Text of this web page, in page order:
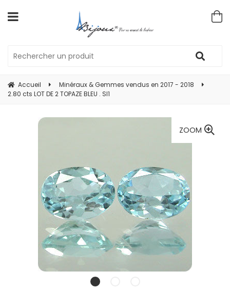
Accueil
Minéraux & Gemmes vendus en 2017 - 2018
2.80 cts LOT DE 2 TOPAZE BLEU . SI1
ZOOM